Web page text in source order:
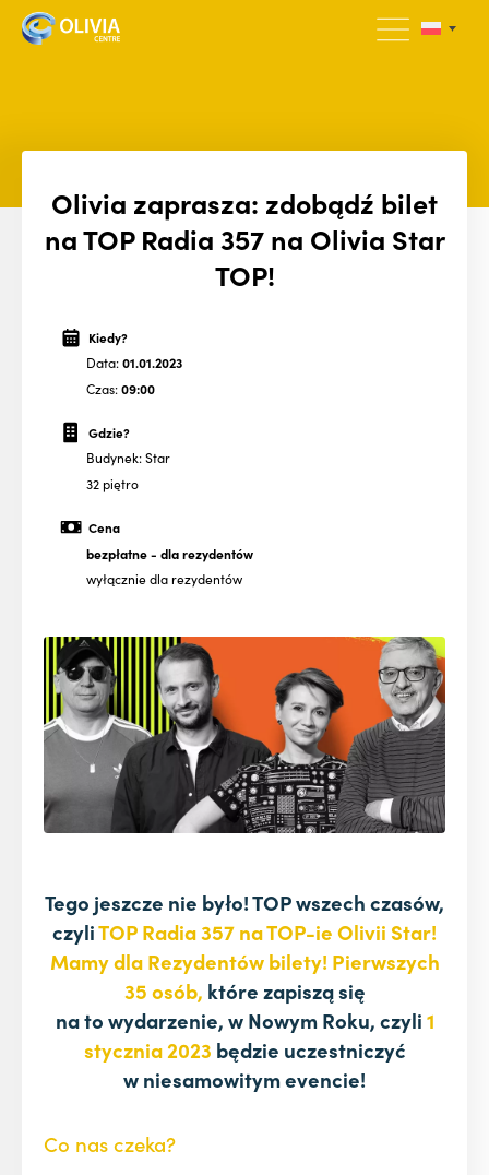
Olivia zaprasza: zdobądź bilet
na TOP Radia 357 na Olivia Star
TOP!
Kiedy?
Data:01.01.2023
Czas:09:00
Gdzie?
Budynek: Star
32 piętro
Cena
bezpłatne- dla rezydentów
wyłącznie dla rezydentów
Tego jeszcze nie było! TOP wszech czasów,
czyliTOP Radia 357 na TOP-ie Olivii Star!
Mamy dla Rezydentów bilety! Pierwszych
35 osób, które zapiszą się
na to wydarzenie, w Nowym Roku, czyli1
stycznia 2023 będzie uczestniczyć
w niesamowitym evencie!
Co nas czeka?